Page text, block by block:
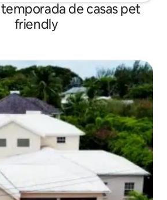
de casas pet
friendly